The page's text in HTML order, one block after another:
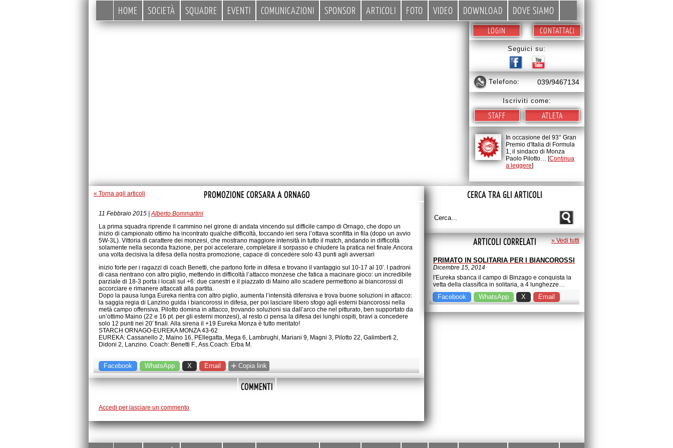
HOME SOCIETÀ SQUADRE EVENTI COMUNICAZIONI SPONSOR ARTICOLI FOTO VIDEO DOWNLOAD DOVE SIAMO
LOGIN CONTATTACI
Seguici su:
telefono: 039/9467134
Iscriviti come:
STAFF ATLETA
In occasione del 93° Gran
Premio d'Italia di Formula
1, il sindaco di Monza
Paolo Pilotto… [Continua
a leggere]
« Torna agli articoli PROMOZIONE CORSARA A ORNAGO
11 Febbraio 2015 |Alberto Bommartini
La prima squadra riprende il cammino nel girone di andata vincendo sul difficile campo di Ornago, che dopo un
inizio di campionato ottimo ha incontrato qualche difficoltà, toccando ieri sera l’ottava sconfitta in fila (dopo un avvio
5W-3L). Vittoria di carattere dei monzesi, che mostrano maggiore intensità in tutto il match, andando in difficoltà
solamente nella seconda frazione, per poi accelerare, completare il sorpasso e chiudere la pratica nel finale.Ancora
una volta decisiva la difesa della nostra promozione, capace di concedere solo 43 punti agli avversari
inizio forte per i ragazzi di coach Benetti, che partono forte in difesa e trovano il vantaggio sul 10-17 al 10′. I padroni
di casa rientrano con altro piglio, mettendo in difficoltà l’attacco monzese che fatica a macinare gioco: un incredibile
parziale di 18-3 porta i locali sul +6: due canestri e il piazzato di Maino allo scadere permettono ai biancorossi di
accorciare e rimanere attaccati alla partita.
Dopo la pausa lunga Eureka rientra con altro piglio, aumenta l’intensità difensiva e trova buone soluzioni in attacco:
la saggia regia di Lanzino guida i biancorossi in difesa, per poi lasciare libero sfogo agli esterni biancorossi nella
metà campo offensiva. Pilotto domina in attacco, trovando soluzioni sia dall’arco che nel pitturato, ben supportato da
un’ottimo Maino (22 e 16 pt. per gli esterni monzesi), al resto ci pensa la difesa dei lunghi ospiti, bravi a concedere
solo 12 punti nei 20′ finali. Alla sirena il +19 Eureka Monza è tutto meritato!
STARCH ORNAGO-EUREKA MONZA 43-62
EUREKA: Cassanello 2, Maino 16, PEllegatta, Mega 6, Lambrughi, Mariani 9, Magni 3, Pilotto 22, Galimberti 2,
Didoni 2, Lanzino. Coach: Benetti F., Ass.Coach: Erba M.
Facebook WhatsApp X Email + Copia link
COMMENTI
Accedi per lasciare un commento
CERCA TRA GLI ARTICOLI
ARTICOLI CORRELATI » Vedi tutti
PRIMATO IN SOLITARIA PER I BIANCOROSSI
Dicembre 15, 2014
l'Eureka sbanca il campo di Binzago e conquista la
vetta della classifica in solitaria, a 4 lunghezze…
Facebook WhatsApp X Email